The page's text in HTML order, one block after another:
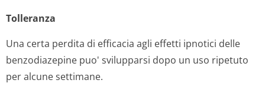
Tolleranza
Una certa perdita di efficacia agli effetti ipnotici delle
benzodiazepine puo' svilupparsi dopo un uso ripetuto
per alcune settimane.